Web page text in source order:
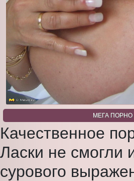
МЕГА ПОРНО
Качественное
Ласки не смогли
сурового